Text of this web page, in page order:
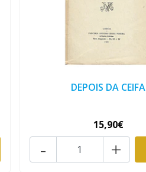
DEPOIS DA CEIFA
15,90€
+
-